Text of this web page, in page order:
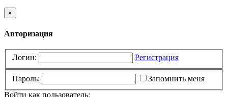
×
Авторизация
Логин: Регистрация
Пароль:
Запомнить меня
Войти как пользователь: